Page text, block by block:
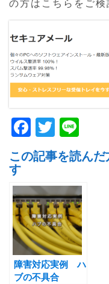
の方はこちらをご検
F
a
c
e
b
o
o
k
T
w
itt
er
n
e
この記事を読ん
す
障害対応実例 ハ
ブの不具合